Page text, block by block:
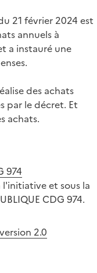
21 février 2024 est
annuels à
a instauré une
des achats
par le décret. Et
achats.
974
et sous la
CDG 974.
2.0